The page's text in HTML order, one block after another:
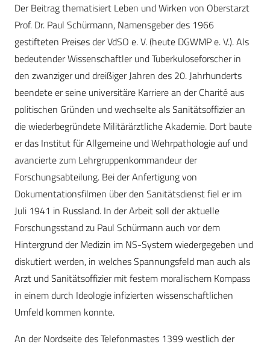
Der Beitrag thematisiert Leben und Wirken von Oberstarzt
Prof. Dr. Paul Schürmann, Namensgeber des 1966
gestifteten Preises der VdSO e. V. (heute DGWMP e. V.). Als
bedeutender Wissenschaftler und Tuberkuloseforscher in
den zwanziger und dreißiger Jahren des 20. Jahrhunderts
beendete er seine universitäre Karriere an der Charité aus
politischen Gründen und wechselte als Sanitätsoffizier an
die wiederbegründete Militärärztliche Akademie. Dort baute
er das Institut für Allgemeine und Wehrpathologie auf und
avancierte zum Lehrgruppenkommandeur der
Forschungsabteilung. Bei der Anfertigung von
Dokumentationsfilmen über den Sanitätsdienst fiel er im
Juli 1941 in Russland. In der Arbeit soll der aktuelle
Forschungsstand zu Paul Schürmann auch vor dem
Hintergrund der Medizin im NS-System wiedergegeben und
diskutiert werden, in welches Spannungsfeld man auch als
Arzt und Sanitätsoffizier mit festem moralischem Kompass
in einem durch Ideologie infizierten wissenschaftlichen
Umfeld kommen konnte.
An der Nordseite des Telefonmastes 1399 westlich der